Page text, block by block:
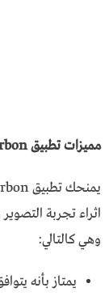
مميزات تطبيق carbon للاندرويد
اثراء تجربة
وهي كالتالي:
يمتاز بأنه